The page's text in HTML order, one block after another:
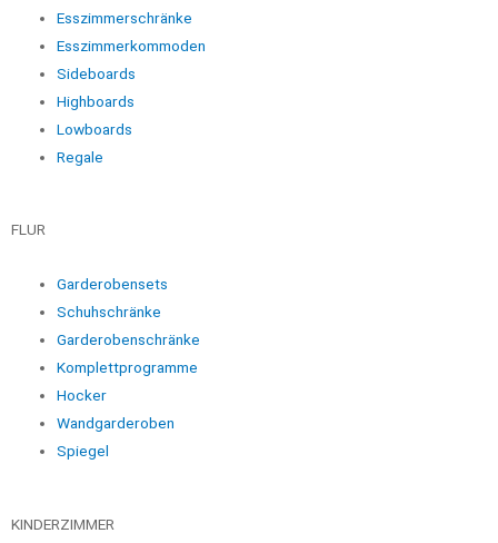
Esszimmerschränke
Esszimmerkommoden
Sideboards
Highboards
Lowboards
Regale
FLUR
Garderobensets
Schuhschränke
Garderobenschränke
Komplettprogramme
Hocker
Wandgarderoben
Spiegel
KINDERZIMMER